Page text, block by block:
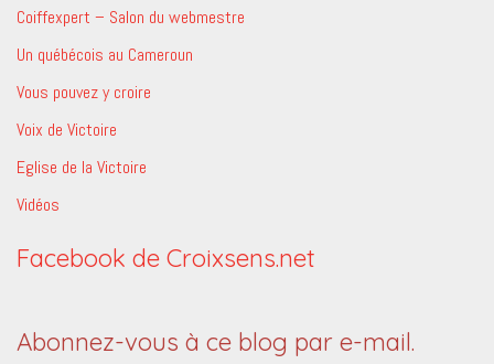
Coiffexpert – Salon du webmestre
Un québécois au Cameroun
Vous pouvez y croire
Voix de Victoire
Eglise de la Victoire
Vidéos
Facebook de Croixsens.net
Abonnez-vous à ce blog par e-mail.